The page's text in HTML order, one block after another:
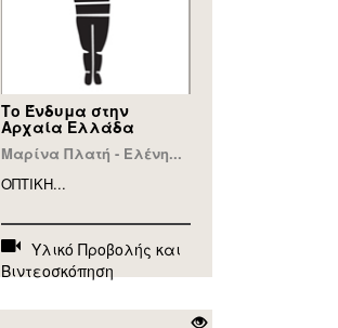
Το Ένδυμα στην
Αρχαία Ελλάδα
Μαρίνα Πλατή - Ελένη...
ΟΠΤΙΚΗ...
Υλικό Προβολής και
Βιντεοσκόπηση